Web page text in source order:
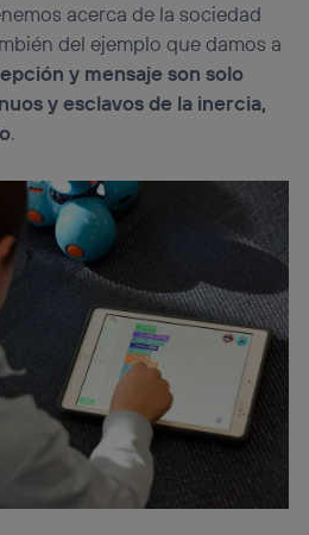
acerca de la sociedad
del ejemplo que damos a
y mensaje son solo
y esclavos de la inercia,
.